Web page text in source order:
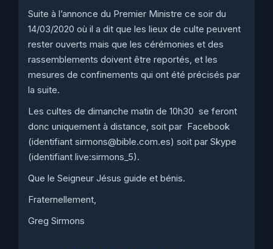
Suite à l’annonce du Premier Ministre ce soir du
14/03/2020 où il a dit que les lieux de culte peuvent
rester ouverts mais que les cérémonies et des
rassemblements doivent être reportés, et les
mesures de confinements qui ont été précisés par
la suite.
Les cultes de dimanche matin de 10h30 se feront
donc uniquement à distance, soit par Facebook
(identifiant sirmons@bible.com.es) soit par Skype
(identifiant live:sirmons_5).
Que le Seigneur Jésus guide et bénis.
Fraternellement,
Greg Sirmons